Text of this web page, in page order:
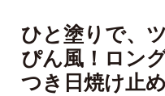
ひと塗りで、
ぴん風！ロン
つき日焼け止め